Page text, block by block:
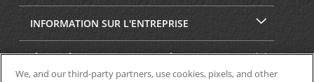
INFORMATION SUR L'ENTREPRISE
SÉCURITÉ ET CONFIDENTIALITÉ
We, and our third-party partners, use cookies, pixels, and other